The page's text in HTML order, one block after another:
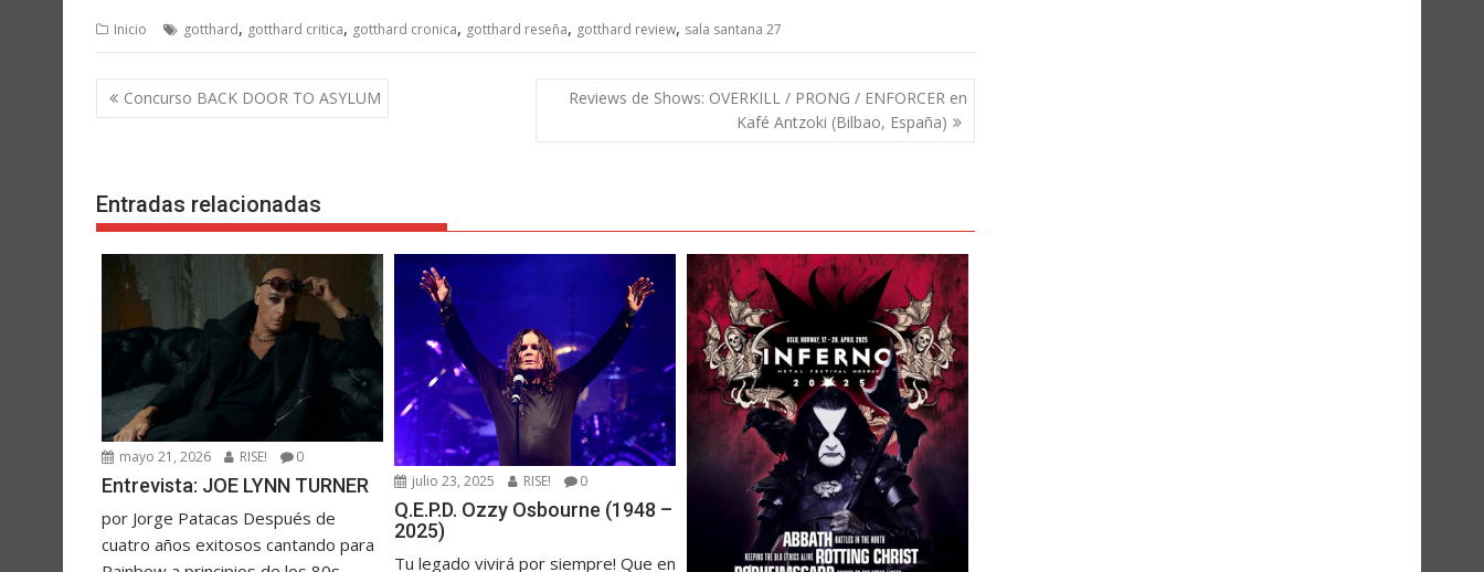
Inicio gotthard, gotthard critica, gotthard cronica, gotthard reseña, gotthard review, sala santana 27
Navegación
de
Concurso BACK DOOR TO ASYLUM
Reviews de Shows: OVERKILL / PRONG / ENFORCER en
Kafé Antzoki (Bilbao, España)
Entradas relacionadas
mayo 21, 2026 RISE! 0
Entrevista: JOE LYNN TURNER
por Jorge Patacas Después de
cuatro años exitosos cantando para
julio 23, 2025 RISE! 0
Q.E.P.D. Ozzy Osbourne (1948 –
2025)
Tu legado vivirá por siempre! Que en